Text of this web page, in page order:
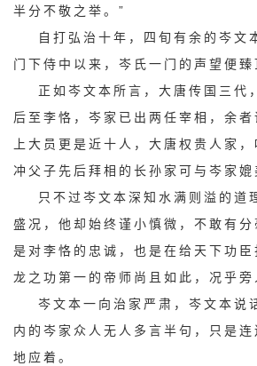
半分不敬之举。”
自打弘治十年，四旬有余的岑文
门下侍中以来，岑氏一门的声望便臻
正如岑文本所言，大唐传国三代
后至李恪，岑家已出两任宰相，余
上大员更是近十人，大唐权贵人家
冲父子先后拜相的长孙家可与岑家媲
只不过岑文本深知水满则溢的道
盛况，他却始终谨小慎微，不敢有
是对李恪的忠诚，也是在给天下功
龙之功第一的帝师尚且如此，况乎旁
岑文本一向治家严肃，岑文本说
内的岑家众人无人多言半句，只是
地应着。